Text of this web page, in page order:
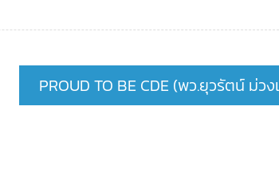
PROUD TO BE CDE (พว.ยุวรัตน์ ม่วง